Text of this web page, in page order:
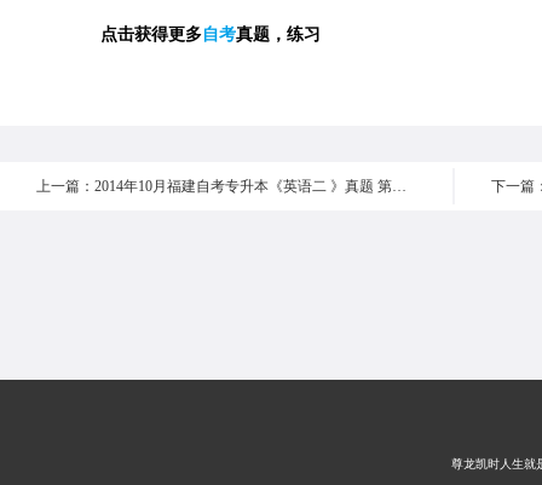
点击获得更多自考真题，练习
上一篇：2014年10月福建自考专升本《英语二 》真题 第六部分
尊龙凯时人生就